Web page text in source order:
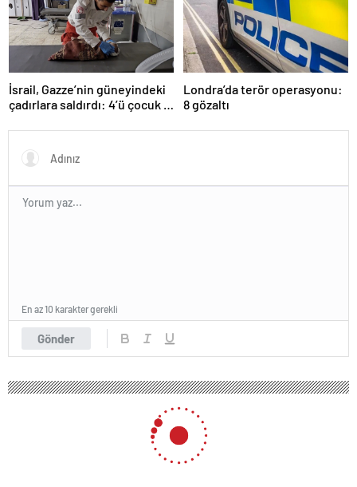
İsrail, Gazze’nin güneyindeki
çadırlara saldırdı: 4’ü çocuk 8
Londra’da terör operasyonu:
8 gözaltı
Gönder
En az 10 karakter gerekli